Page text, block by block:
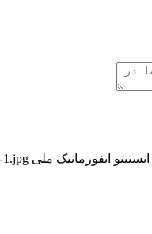
انستیتو انفورماتیک ملی 1.jpg